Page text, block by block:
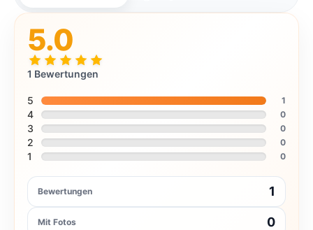
5.0
1 Bewertungen
5 1
4 0
3 0
2 0
1 0
Bewertungen 1
Mit Fotos 0